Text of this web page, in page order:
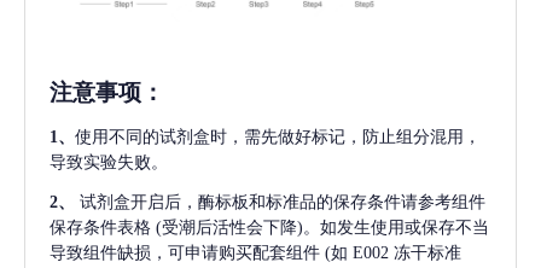
注意事项 ：
1、 使用不同的试剂盒时，需先做好标记，防止组分混用，
导致实验失败。
2、
试剂盒开启后，酶标板和标准品的保存条件请参考组件
保存条件表格 (受潮后活性会下降)。如发生使用或保存不当
导致组件缺损，可申请购买配套组件 (如 E002 冻干标准